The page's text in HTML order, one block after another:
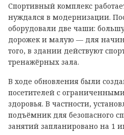
Спортивный комплекс
нуждался в модернизации.
оборудовали две чаши:
дорожек и малую — для
того, в здании действуют
тренажёрных зала.
В ходе обновления были
посетителей с
здоровья. В частности,
подъёмник для безопасного
занятий запланировано на 1